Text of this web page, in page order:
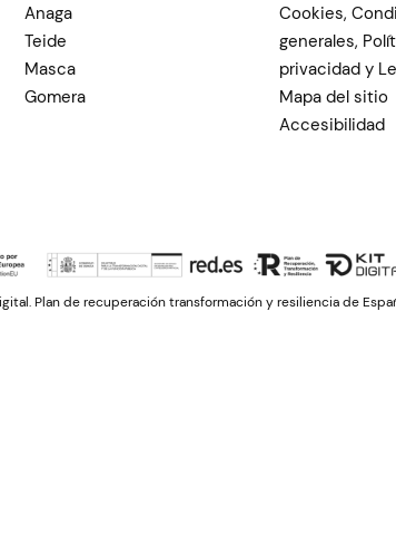
Anaga
Teide
Masca
Gomera
Cookies,
generales,
privacidad y
Mapa del sitio
Accesibilidad
Plan de recuperación transformación y resiliencia de